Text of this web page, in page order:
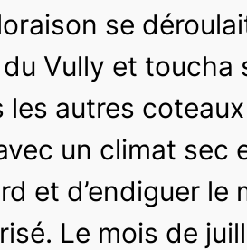
se
Vully et toucha
les autres
un climat
et d’endiguer le
Le mois de